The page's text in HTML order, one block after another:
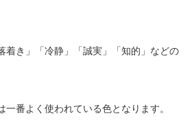
着き」「冷静」「誠実」「知的」などの
一番よく使われている色となります。